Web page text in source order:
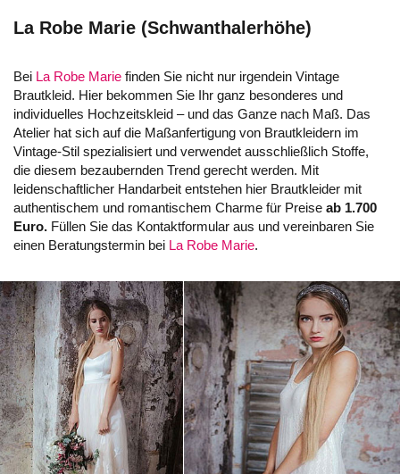
La Robe Marie (Schwanthalerhöhe)
Bei La Robe Marie finden Sie nicht nur irgendein Vintage
Brautkleid. Hier bekommen Sie Ihr ganz besonderes und
individuelles Hochzeitskleid – und das Ganze nach Maß. Das
Atelier hat sich auf die Maßanfertigung von Brautkleidern im
Vintage-Stil spezialisiert und verwendet ausschließlich Stoffe,
die diesem bezaubernden Trend gerecht werden. Mit
leidenschaftlicher Handarbeit entstehen hier Brautkleider mit
authentischem und romantischem Charme für Preise ab 1.700
Euro. Füllen Sie das Kontaktformular aus und vereinbaren Sie
einen Beratungstermin bei La Robe Marie.